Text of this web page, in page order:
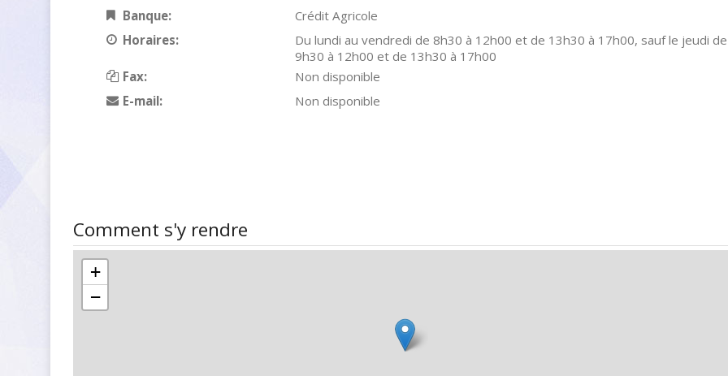
Banque:
Crédit Agricole
Horaires:
Du lundi au vendredi de 8h30 à 12h00 et de 13h30 à 17h00, sauf le jeudi de
9h30 à 12h00 et de 13h30 à 17h00
Fax:
Non disponible
E-mail:
Non disponible
Comment s'y rendre
+
−